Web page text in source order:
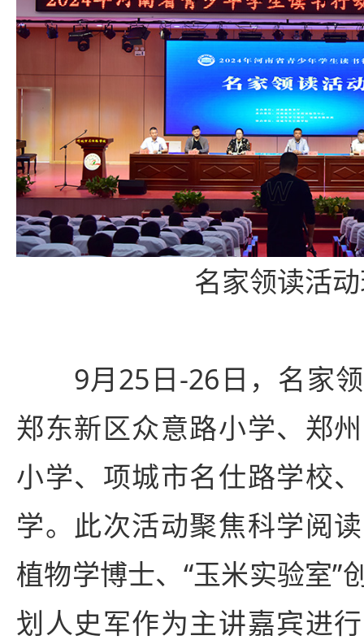
名家领读活
9月25日-26日，名家领
郑东新区众意路小学、郑
小学、项城市名仕路学校
学。此次活动聚焦科学阅
植物学博士、“玉米实验室”
划人史军作为主讲嘉宾进